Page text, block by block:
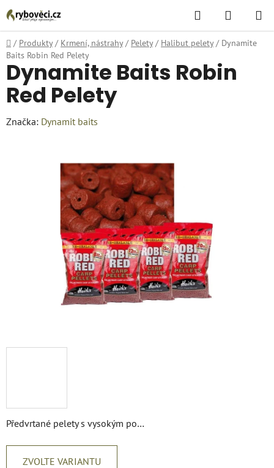
Přejít
na
obsah
Hledat
KOŠÍK
Domů
/ Produkty / Krmení, nástrahy / Pelety / Halibut pelety / Dynamite
Baits Robin Red Pelety
Předvrtané pelety s vysokým po…
ZVOLTE VARIANTU
Dynamite Baits Robin
Red Pelety
Značka: Dynamit baits